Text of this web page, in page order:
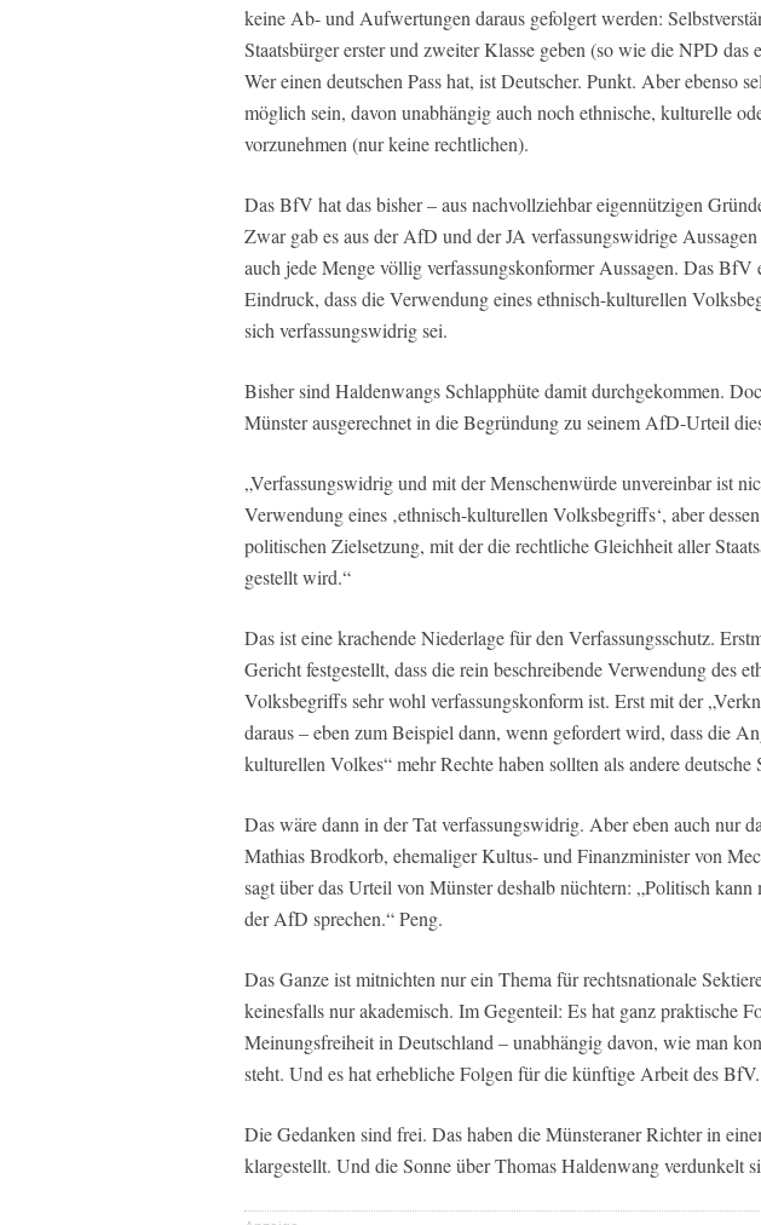
keine Ab- und Aufwertungen daraus gefolgert werden:
Staatsbürger erster und zweiter Klasse geben (so wie die NPD das
Wer einen deutschen Pass hat, ist Deutscher. Punkt. Aber ebenso
möglich sein, davon unabhängig auch noch ethnische, kulturelle
vorzunehmen (nur keine rechtlichen).
Das BfV hat das bisher – aus nachvollziehbar eigennützigen
Zwar gab es aus der AfD und der JA verfassungswidrige
auch jede Menge völlig verfassungskonformer Aussagen. Das BfV
Eindruck, dass die Verwendung eines ethnisch-kulturellen
sich verfassungswidrig sei.
Bisher sind Haldenwangs Schlapphüte damit durchgekommen.
Münster ausgerechnet in die Begründung zu seinem AfD-Urteil
„Verfassungswidrig und mit der Menschenwürde unvereinbar ist
Verwendung eines ‚ethnisch-kulturellen Volksbegriffs‘, aber
politischen Zielsetzung, mit der die rechtliche Gleichheit aller
gestellt wird.“
Das ist eine krachende Niederlage für den Verfassungsschutz.
Gericht festgestellt, dass die rein beschreibende Verwendung des
Volksbegriffs sehr wohl verfassungskonform ist. Erst mit der
daraus – eben zum Beispiel dann, wenn gefordert wird, dass die
kulturellen Volkes“ mehr Rechte haben sollten als andere deutsche
Das wäre dann in der Tat verfassungswidrig. Aber eben auch nur
Mathias Brodkorb, ehemaliger Kultus- und Finanzminister von
sagt über das Urteil von Münster deshalb nüchtern: „Politisch
der AfD sprechen.“ Peng.
Das Ganze ist mitnichten nur ein Thema für rechtsnationale
keinesfalls nur akademisch. Im Gegenteil: Es hat ganz praktische
Meinungsfreiheit in Deutschland – unabhängig davon, wie man
steht. Und es hat erhebliche Folgen für die künftige Arbeit des BfV.
Die Gedanken sind frei. Das haben die Münsteraner Richter in
klargestellt. Und die Sonne über Thomas Haldenwang verdunkelt